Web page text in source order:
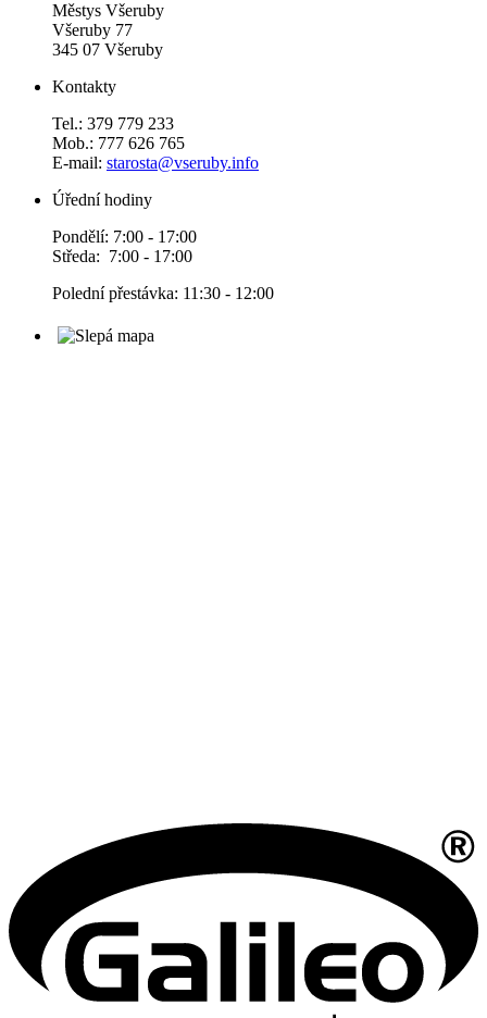
Městys Všeruby
Všeruby 77
345 07 Všeruby
Kontakty
Tel.: 379 779 233
Mob.: 777 626 765
E-mail: starosta@vseruby.info
Úřední hodiny
Pondělí: 7:00 - 17:00
Středa: 7:00 - 17:00
Polední přestávka: 11:30 - 12:00